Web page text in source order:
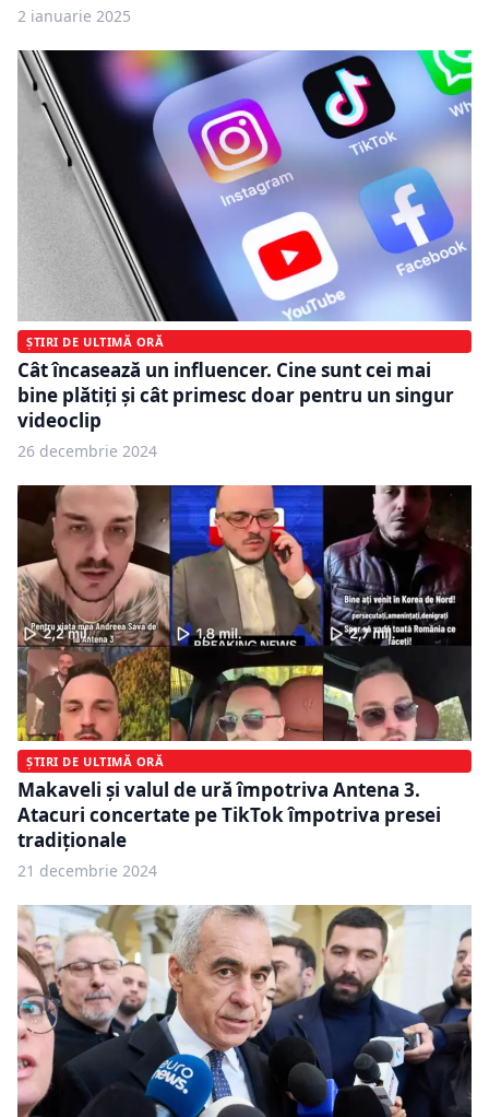
2 ianuarie 2025
ȘTIRI DE ULTIMĂ ORĂ
Cât încasează un influencer. Cine sunt cei mai
bine plătiți și cât primesc doar pentru un singur
videoclip
26 decembrie 2024
ȘTIRI DE ULTIMĂ ORĂ
Makaveli și valul de ură împotriva Antena 3.
Atacuri concertate pe TikTok împotriva presei
tradiționale
21 decembrie 2024